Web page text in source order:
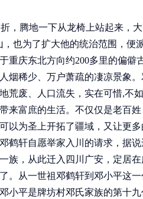
腾地一下从龙椅上站起来，
也为了扩大他的统治范围，便
重庆东北方向约200多里的偏
烟稀少、万户萧疏的凄凉景象
荒废、人口流失，实在可惜,不
来富庶的生活。不仅仅是老百
以为圣上开拓了疆域，又让更
鹤轩自愿举家入川的请求，据
族，从此迁入四川广安，定
。从一世祖邓鹤轩到邓小平这
小平是牌坊村邓氏家族的第十九